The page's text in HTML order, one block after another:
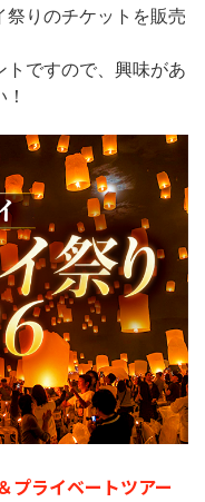
りのチケットを販売
ですので、興味があ
プライベートツアー